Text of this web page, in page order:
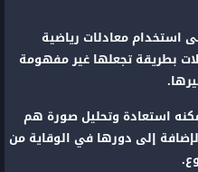
استخدام معادلات رياضية
بطريقة تجعلها غير مفهومة
استعادة وتحليل صورة هم
إلى دورها في الوقاية من